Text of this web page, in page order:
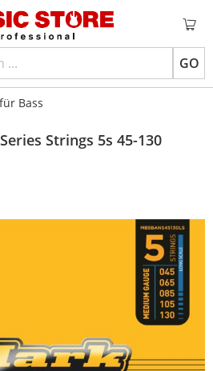
GO
Bass
Strings 5s 45-130